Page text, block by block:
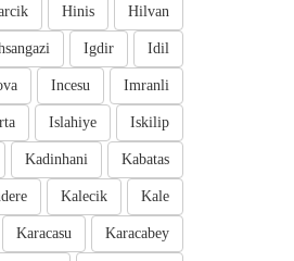
Hilvan
Hinis
Idil
Igdir
Imranli
Incesu
Iskilip
Islahiye
Kabatas
Kadinhani
Kale
Kalecik
Karacabey
Karacasu